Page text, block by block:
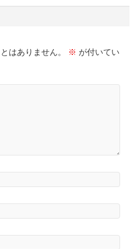
はありません。 ※ が付いてい